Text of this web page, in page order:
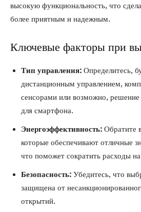
высокую функциональность, что
более приятным и надежным.
Ключевые факторы при
Тип управления: Определитесь,
дистанционным управлением,
сенсорами или возможно,
для смартфона.
Энергоэффективность: Обратите
которые обеспечивают отличные
что поможет сократить расходы
Безопасность: Убедитесь, что
защищена от
открытий.